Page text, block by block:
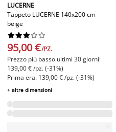
LUCERNE
Tappeto LUCERNE 140x200 cm
beige






95,00 €/PZ.
Prezzo più basso ultimi 30 giorni:
139,00 € /pz. (-31%)
Prima era: 139,00 € /pz. (-31%)
+ altre dimensioni